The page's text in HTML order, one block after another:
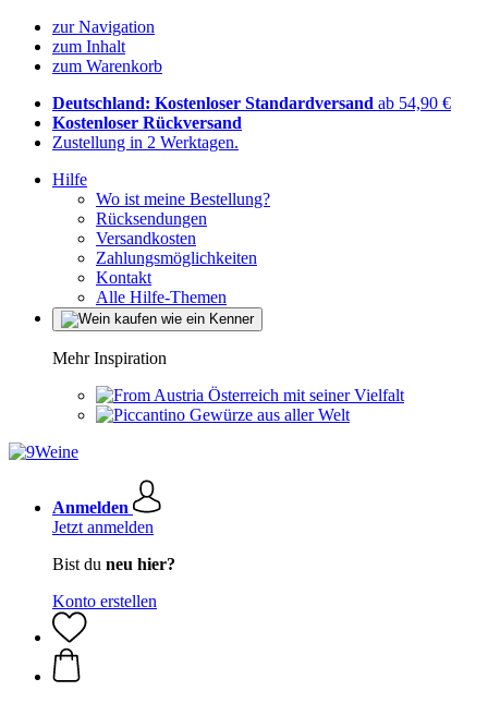
zur Navigation
zum Inhalt
zum Warenkorb
Deutschland: Kostenloser Standardversand ab 54,90 €
Kostenloser Rückversand
Zustellung in 2 Werktagen.
Hilfe
Wo ist meine Bestellung?
Rücksendungen
Versandkosten
Zahlungsmöglichkeiten
Kontakt
Alle Hilfe-Themen
Mehr Inspiration
Österreich mit seiner Vielfalt
Gewürze aus aller Welt
Anmelden
Jetzt anmelden
Bist du neu hier?
Konto erstellen